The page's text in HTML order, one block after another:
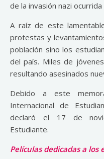
de la invasión nazi
A raíz de este
protestas y
población sino los
del país. Miles de
resultando asesinados
Debido a este
Internacional de
declaró el 17 de
Estudiante.
Películas dedicadas a los